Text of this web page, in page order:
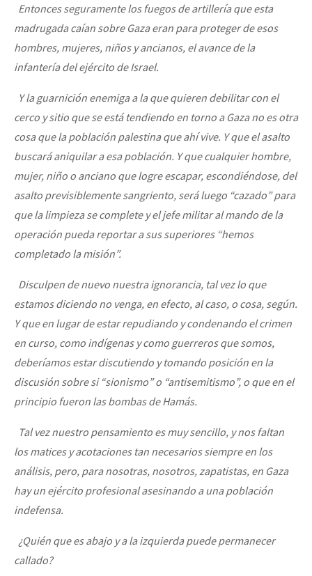
Entonces seguramente los fuegos de artillería que esta
madrugada caían sobre Gaza eran para proteger de esos
hombres, mujeres, niños y ancianos, el avance de la
infantería del ejército de Israel.
Y la guarnición enemiga a la que quieren debilitar con el
cerco y sitio que se está tendiendo en torno a Gaza no es otra
cosa que la población palestina que ahí vive. Y que el asalto
buscará aniquilar a esa población. Y que cualquier hombre,
mujer, niño o anciano que logre escapar, escondiéndose, del
asalto previsiblemente sangriento, será luego “cazado” para
que la limpieza se complete y el jefe militar al mando de la
operación pueda reportar a sus superiores “hemos
completado la misión”.
Disculpen de nuevo nuestra ignorancia, tal vez lo que
estamos diciendo no venga, en efecto, al caso, o cosa, según.
Y que en lugar de estar repudiando y condenando el crimen
en curso, como indígenas y como guerreros que somos,
deberíamos estar discutiendo y tomando posición en la
discusión sobre si “sionismo” o “antisemitismo”, o que en el
principio fueron las bombas de Hamás.
Tal vez nuestro pensamiento es muy sencillo, y nos faltan
los matices y acotaciones tan necesarios siempre en los
análisis, pero, para nosotras, nosotros, zapatistas, en Gaza
hay un ejército profesional asesinando a una población
indefensa.
¿Quién que es abajo y a la izquierda puede permanecer
callado?